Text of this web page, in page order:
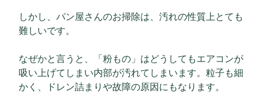
しかし、パン屋さんのお掃除は、汚れの性質上とても
難しいです。
なぜかと言うと、「粉もの」はどうしてもエアコンが
吸い上げてしまい内部が汚れてしまいます。粒子も細
かく、ドレン詰まりや故障の原因にもなります。